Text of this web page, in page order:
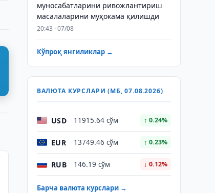
муносабатларини ривожлантириш
масалаларини муҳокама қилишди
20:43 · 07/08
Кўпроқ янгиликлар →
ВАЛЮТА КУРСЛАРИ (МБ, 07.08.2026)
USD 11915.64 сўм ↑ 0.24%
EUR 13749.46 сўм ↑ 0.23%
RUB 146.19 сўм ↓ 0.12%
Барча валюта курслари →